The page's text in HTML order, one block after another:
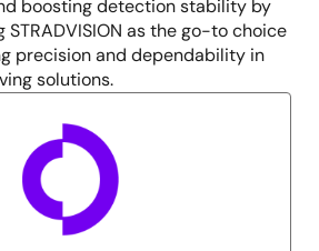
boosting detection stability by
STRADVISION as the go-to choice
precision and dependability in
solutions.